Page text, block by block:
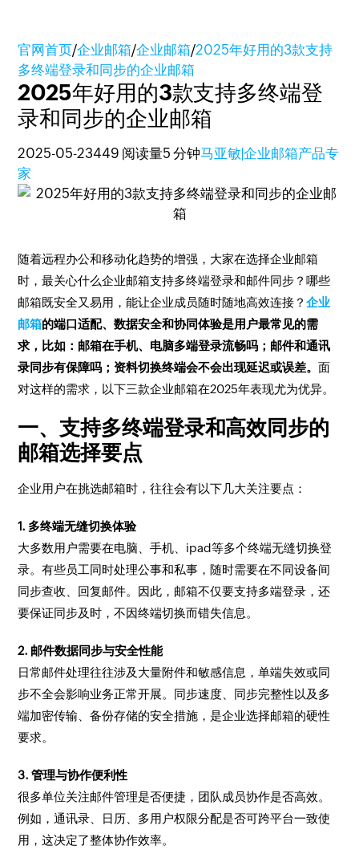
官网首页/企业邮箱/企业邮箱/2025年好用的3款支持
多终端登录和同步的企业邮箱
2025年好用的3款支持多终端登
录和同步的企业邮箱
2025-05-23449 阅读量5 分钟马亚敏|企业邮箱产品专
家
随着远程办公和移动化趋势的增强，大家在选择企业邮箱
时，最关心什么企业邮箱支持多终端登录和邮件同步？哪些
邮箱既安全又易用，能让企业成员随时随地高效连接？企业
邮箱的端口适配、数据安全和协同体验是用户最常见的需
求，比如：邮箱在手机、电脑多端登录流畅吗；邮件和通讯
录同步有保障吗；资料切换终端会不会出现延迟或误差。面
对这样的需求，以下三款企业邮箱在2025年表现尤为优异。
一、支持多终端登录和高效同步的
邮箱选择要点
企业用户在挑选邮箱时，往往会有以下几大关注要点：
1. 多终端无缝切换体验
大多数用户需要在电脑、手机、ipad等多个终端无缝切换登
录。有些员工同时处理公事和私事，随时需要在不同设备间
同步查收、回复邮件。因此，邮箱不仅要支持多端登录，还
要保证同步及时，不因终端切换而错失信息。
2. 邮件数据同步与安全性能
日常邮件处理往往涉及大量附件和敏感信息，单端失效或同
步不全会影响业务正常开展。同步速度、同步完整性以及多
端加密传输、备份存储的安全措施，是企业选择邮箱的硬性
要求。
3. 管理与协作便利性
很多单位关注邮件管理是否便捷，团队成员协作是否高效。
例如，通讯录、日历、多用户权限分配是否可跨平台一致使
用，这决定了整体协作效率。